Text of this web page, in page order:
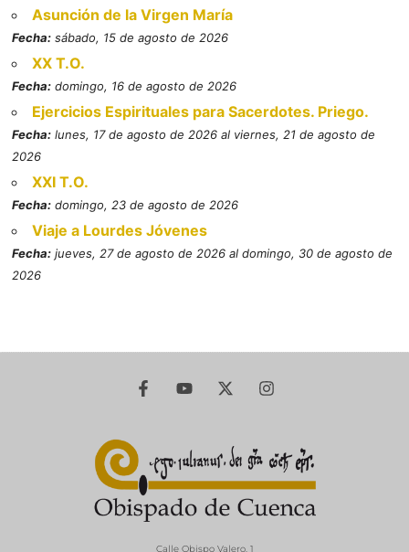
Asunción de la Virgen María
Fecha: sábado, 15 de agosto de 2026
XX T.O.
Fecha: domingo, 16 de agosto de 2026
Ejercicios Espirituales para Sacerdotes. Priego.
Fecha: lunes, 17 de agosto de 2026 al viernes, 21 de agosto de
2026
XXI T.O.
Fecha: domingo, 23 de agosto de 2026
Viaje a Lourdes Jóvenes
Fecha: jueves, 27 de agosto de 2026 al domingo, 30 de agosto de
2026
Calle Obispo Valero, 1